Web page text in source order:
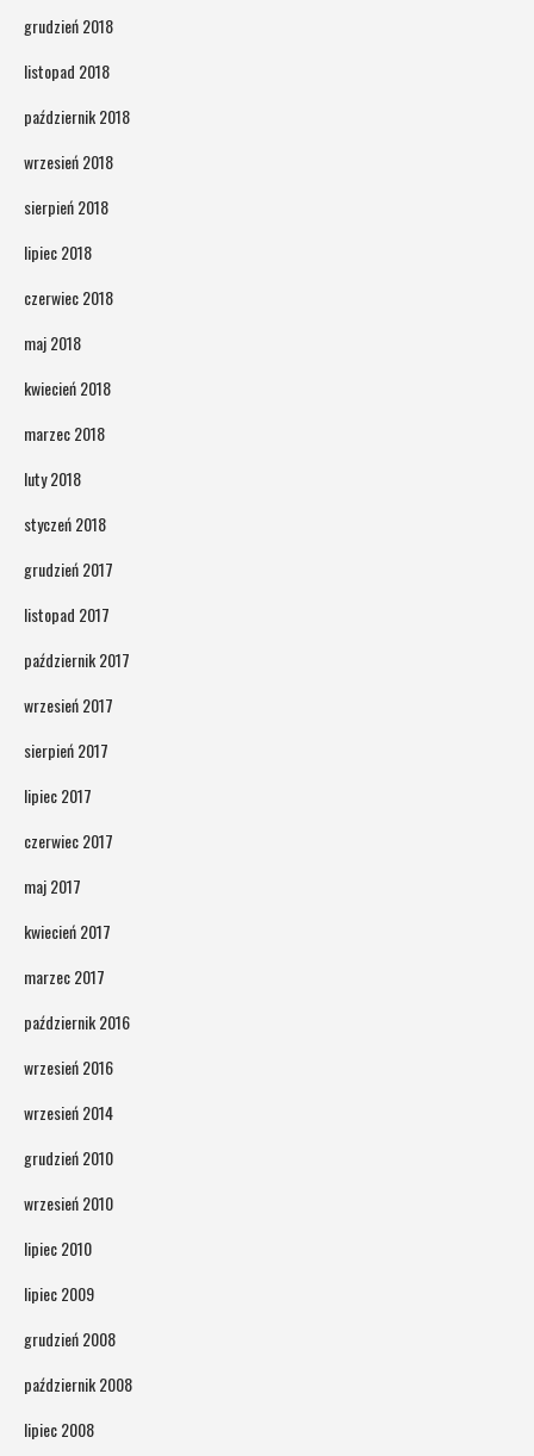
grudzień 2018
listopad 2018
październik 2018
wrzesień 2018
sierpień 2018
lipiec 2018
czerwiec 2018
maj 2018
kwiecień 2018
marzec 2018
luty 2018
styczeń 2018
grudzień 2017
listopad 2017
październik 2017
wrzesień 2017
sierpień 2017
lipiec 2017
czerwiec 2017
maj 2017
kwiecień 2017
marzec 2017
październik 2016
wrzesień 2016
wrzesień 2014
grudzień 2010
wrzesień 2010
lipiec 2010
lipiec 2009
grudzień 2008
październik 2008
lipiec 2008